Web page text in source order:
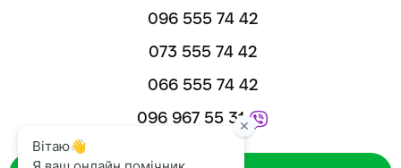
096 555 74 42
073 555 74 42
066 555 74 42
096 967 55 31